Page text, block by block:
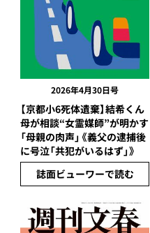
2026年4月30日号
【京都小6死体遺棄】結希くん
母が相談“女霊媒師”が明かす
「母親の肉声」《義父の逮捕後
に号泣「共犯がいるはず」》
誌面ビューワーで読む